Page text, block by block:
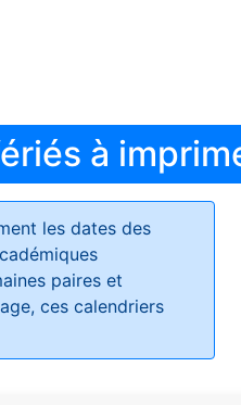
à
les dates des
paires et
ces calendriers